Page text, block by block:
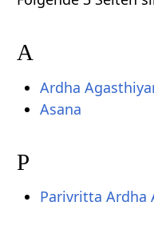
A
Ardha
Asana
P
Parivritta Ardha